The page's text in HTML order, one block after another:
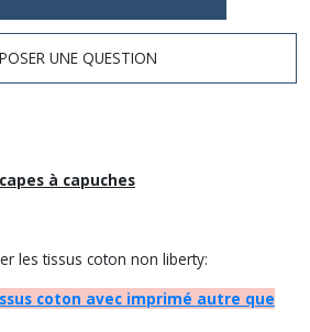
UNE QUESTION
à capuches
les tissus coton non liberty:
coton avec imprimé autre que